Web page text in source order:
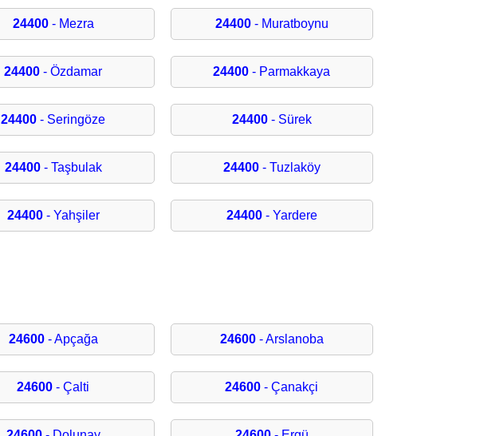
24400- Mezra 24400- Muratboynu
24400 - Özdamar 24400 - Parmakkaya
24400 - Seringöze 24400- Sürek
24400- Taşbulak 24400- Tuzlaköy
24400- Yahşiler 24400- Yardere
24600- Apçağa 24600- Arslanoba
24600 - Çalti 24600 - Çanakçi